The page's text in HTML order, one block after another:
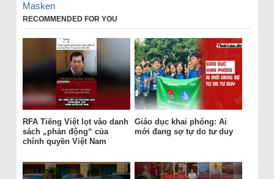
Masken
RECOMMENDED FOR YOU
RFA Tiếng Việt lọt vào danh
sách „phản động“ của
chính quyền Việt Nam
Giáo dục khai phóng: Ai
mới đang sợ tự do tư duy